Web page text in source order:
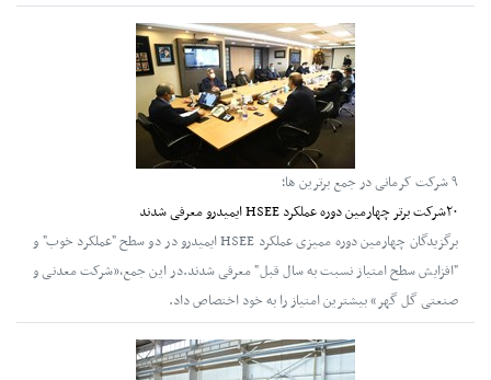
۹ شرکت کرمانی در جمع برترین ها؛
۲۰شرکت برتر چهارمین دوره عملکرد HSEE ایمیدرو معرفی شدند
برگزیدگان چهارمین دوره ممیزی عملکرد HSEE ایمیدرو در دو سطح "عملکرد خوب" و
"افزایش سطح امتیاز نسبت به سال قبل" معرفی شدند.در این جمع،«شرکت معدنی و
صنعتی گل گهر» بیشترین امتیاز را به خود اختصاص داد.